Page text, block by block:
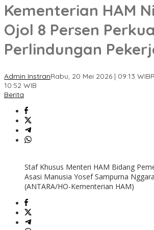
Kementerian HAM
Ojol 8 Persen
Perlindungan
Admin InstranRabu, 20 Mei 2026 | 09:13 WIB
10:52 WIB
Berita
Staf Khusus Menteri HAM Bidang
Asasi Manusia Yosef Sampurna
(ANTARA/HO-Kementerian HAM)